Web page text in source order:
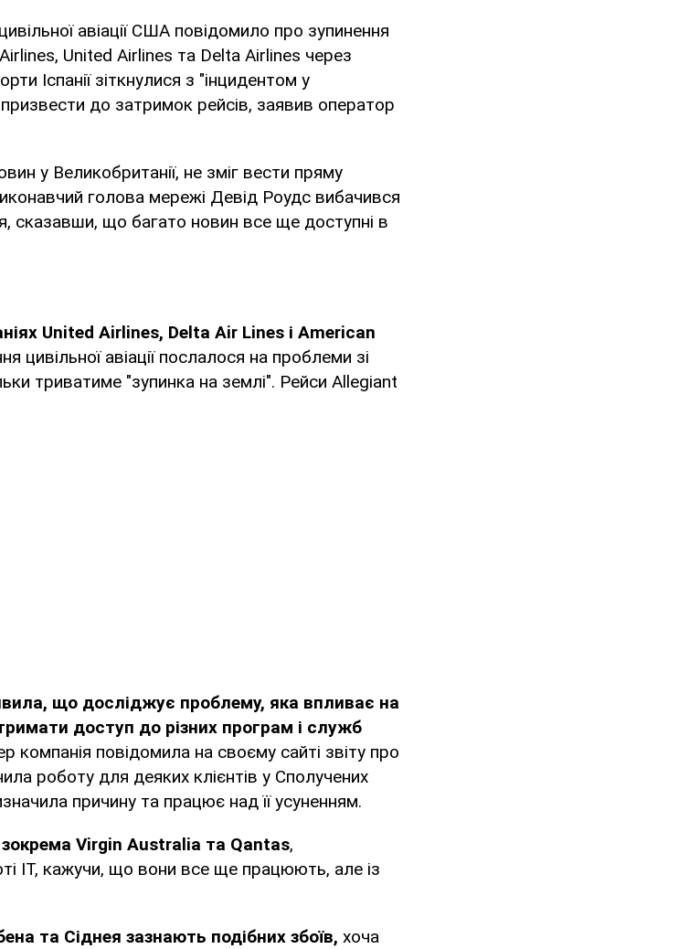
авіації США повідомило про зупинення
United Airlines та Delta Airlines через
Іспанії зіткнулися з "інцидентом у
до затримок рейсів, заявив оператор
у Великобританії, не зміг вести пряму
голова мережі Девід Роудс вибачився
сказавши, що багато новин все ще доступні в
United Airlines, Delta Air Lines і American
цивільної авіації послалося на проблеми зі
триватиме "зупинка на землі". Рейси Allegiant
що досліджує проблему, яка впливає на
доступ до різних програм і служб
компанія повідомила на своєму сайті звіту про
роботу для деяких клієнтів у Сполучених
причину та працює над її усуненням.
зокрема Virgin Australia та Qantas,
ІТ, кажучи, що вони все ще працюють, але із
та Сіднея зазнають подібних збоїв, хоча